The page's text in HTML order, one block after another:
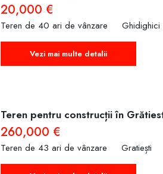
20,000 €
Teren de 40 ari de vânzare Ghidighici
Vezi mai multe detalii
Teren pentru construcții în
260,000 €
Teren de 43 ari de vânzare Gratiești